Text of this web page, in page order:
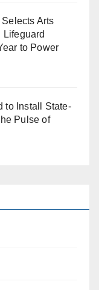
Arts
Lifeguard
to Power
to Install State-
Pulse of